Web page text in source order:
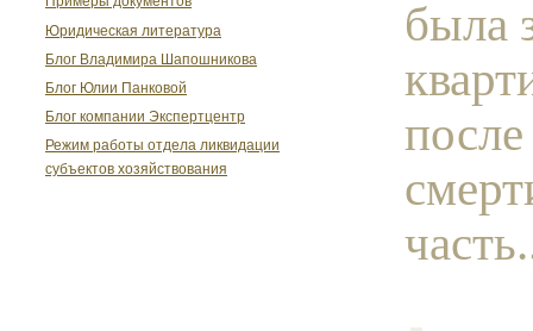
Юридическая литература
Блог Владимира Шапошникова
Блог Юлии Панковой
Блог компании Экспертцентр
Режим работы отдела ликвидации
субъектов хозяйствования
была